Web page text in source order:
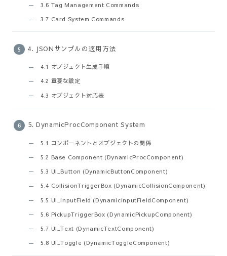
3.6 Tag Management Commands
3.7 Card System Commands
4. JSONサンプルの適用方法
4.1 オブジェクト生成手順
4.2 重要な設定
4.3 オブジェクト対応表
5. DynamicProcComponent System
5.1 コンポーネントとオブジェクトの関係
5.2 Base Component (DynamicProcComponent)
5.3 UI_Button (DynamicButtonComponent)
5.4 CollisionTriggerBox (DynamicCollisionComponent)
5.5 UI_InputField (DynamicInputFieldComponent)
5.6 PickupTriggerBox (DynamicPickupComponent)
5.7 UI_Text (DynamicTextComponent)
5.8 UI_Toggle (DynamicToggleComponent)